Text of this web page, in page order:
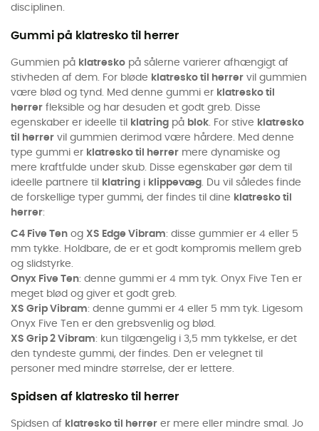
disciplinen.
Gummi på klatresko til herrer
Gummien på klatresko på sålerne varierer afhængigt af
stivheden af dem. For bløde klatresko til herrer vil gummien
være blød og tynd. Med denne gummi er klatresko til
herrer fleksible og har desuden et godt greb. Disse
egenskaber er ideelle til
klatring på blok. For stive klatresko
til herrer vil gummien derimod være hårdere. Med denne
type gummi er klatresko til herrer mere dynamiske og
mere kraftfulde under skub. Disse egenskaber gør dem til
ideelle partnere til
klatring i klippevæg. Du vil således finde
de forskellige typer gummi, der findes til dine klatresko til
herrer:
C4 Five Ten og XS Edge Vibram: disse gummier er 4 eller 5
mm tykke. Holdbare, de er et godt kompromis mellem greb
og slidstyrke.
Onyx Five Ten: denne gummi er 4 mm tyk. Onyx Five Ten er
meget blød og giver et godt greb.
XS Grip Vibram: denne gummi er 4 eller 5 mm tyk. Ligesom
Onyx Five Ten er den grebsvenlig og blød.
XS Grip 2 Vibram: kun tilgængelig i 3,5 mm tykkelse, er det
den tyndeste gummi, der findes. Den er velegnet til
personer med mindre størrelse, der er lettere.
Spidsen af klatresko til herrer
Spidsen af klatresko til herrer er mere eller mindre smal. Jo